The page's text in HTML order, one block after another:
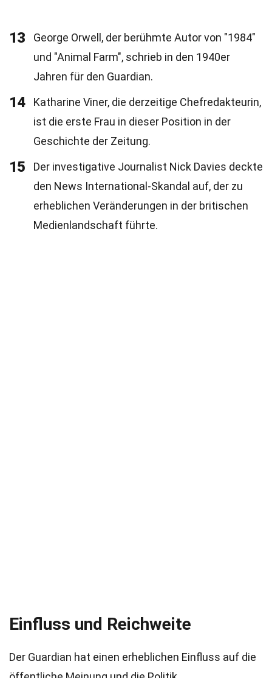
13
George Orwell, der berühmte Autor von "1984"
und "Animal Farm", schrieb in den 1940er
Jahren für den Guardian.
14
Katharine Viner, die derzeitige Chefredakteurin,
ist die erste Frau in dieser Position in der
Geschichte der Zeitung.
15
Der investigative Journalist Nick Davies deckte
den News International-Skandal auf, der zu
erheblichen Veränderungen in der britischen
Medienlandschaft führte.
Einfluss und Reichweite
Der Guardian hat einen erheblichen Einfluss auf die